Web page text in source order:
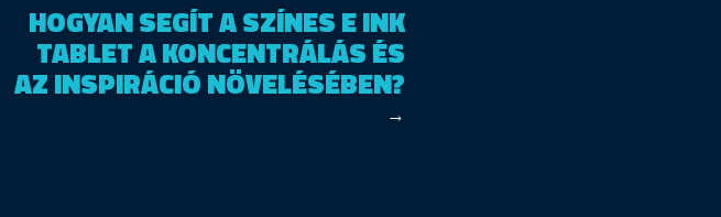
HOGYAN SEGÍT A SZÍNES E INK
TABLET A KONCENTRÁLÁS ÉS
AZ INSPIRÁCIÓ NÖVELÉSÉBEN?
→